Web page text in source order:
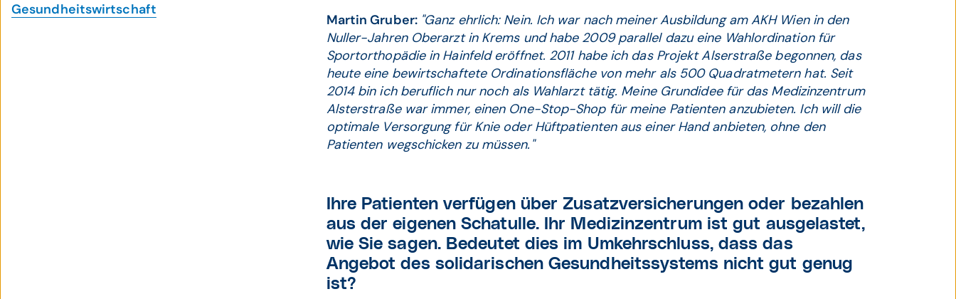
Gesundheitswirtschaft
Martin Gruber: "Ganz ehrlich: Nein. Ich war nach meiner Ausbildung am AKH Wien in den
Nuller-Jahren Oberarzt in Krems und habe 2009 parallel dazu eine Wahlordination für
Sportorthopädie in Hainfeld eröffnet. 2011 habe ich das Projekt Alserstraße begonnen, das
heute eine bewirtschaftete Ordinationsfläche von mehr als 500 Quadratmetern hat. Seit
2014 bin ich beruflich nur noch als Wahlarzt tätig. Meine Grundidee für das Medizinzen­trum
Alsterstraße war immer, einen One-Stop-Shop für meine Patienten anzubieten. Ich will die
optimale Versorgung für Knie oder Hüftpatienten aus einer Hand anbieten, ohne den
Patienten wegschicken zu müssen."
Ihre Patienten verfügen über Zusatz­versicherungen oder bezahlen
aus der eigenen Schatulle. Ihr Medizinzentrum ist gut ausgelastet,
wie Sie sagen. Bedeutet dies im Umkehrschluss, dass das
Angebot des solidarischen Gesundheitssystems nicht gut genug
ist?